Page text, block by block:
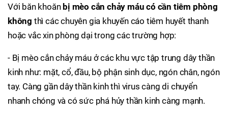
Với băn khoăn bị mèo cắn chảy máu có cần tiêm phòng
không thì các chuyên gia khuyến cáo tiêm huyết thanh
hoặc vắc xin phòng dại trong các trường hợp:
- Bị mèo cắn chảy máu ở các khu vực tập trung dây thần
kinh như: mặt, cổ, đầu, bộ phận sinh dục, ngón chân, ngón
tay. Càng gần dây thần kinh thì virus càng di chuyển
nhanh chóng và có sức phá hủy thần kinh càng mạnh.